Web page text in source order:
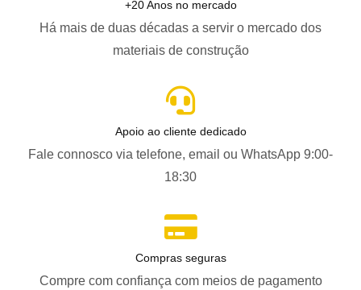
+20 Anos no mercado
Há mais de duas décadas a servir o mercado dos
materiais de construção
Apoio ao cliente dedicado
Fale connosco via telefone, email ou WhatsApp 9:00-
18:30
Compras seguras
Compre com confiança com meios de pagamento